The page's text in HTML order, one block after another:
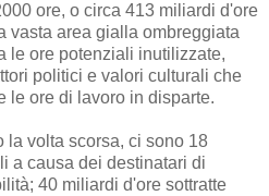
ore, o circa 413 miliardi d'ore
vasta area gialla ombreggiata
le ore potenziali inutilizzate,
politici e valori culturali che
le ore di lavoro in disparte.
la volta scorsa, ci sono 18
a causa dei destinatari di
40 miliardi d'ore sottratte